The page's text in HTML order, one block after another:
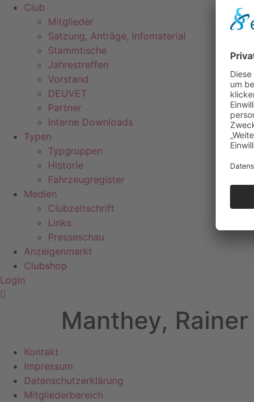
Club
Mitglieder
Satzung, Anträge, Infomaterial
Stammtische
Jahrestreffen
Vorstand
DEUVET
Partner
Interne Downloads
Typen
Typgruppen
Historie
Fahrzeugregister
Medien
Clubzeitschrift
Links
Presseschau
Anzeigenmarkt
Clubshop
LogIn
Manthey, Rainer
Kontakt
Impressum
Datenschutzerklärung
Mitgliederbereich